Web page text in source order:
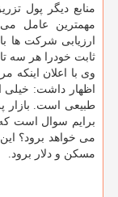
منابع دیگر پول
مهمترین عامل می
ارزیابی شرکت ها
ثابت خودرا هر سه تا
وی با اعلان اینکه
اظهار داشت:
طبیعی است. بازار
برایم سوال است که
می خواهد برود؟
مسکن و دلار برود.